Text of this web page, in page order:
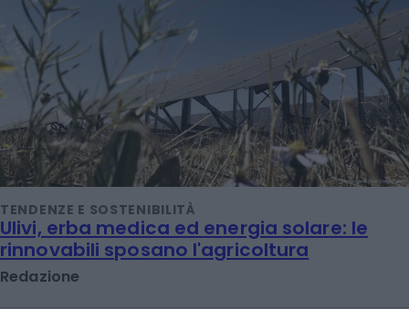
TENDENZE E SOSTENIBILITÀ
Ulivi, erba medica ed energia solare: le
rinnovabili sposano l'agricoltura
Redazione